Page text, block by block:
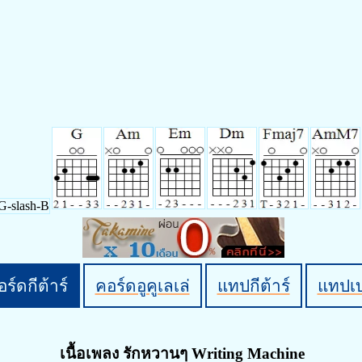
ร์ดกีต้าร์ คอร์ดอูคูเลเล่ แทปกีต้าร์ แทปเ
เนื้อเพลง รักหวานๆ Writing Machine